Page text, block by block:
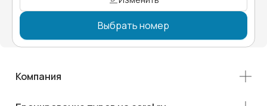
Выбрать номер
Компания